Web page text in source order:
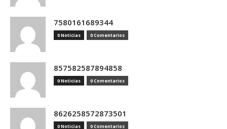
7580161689344
0 Noticias 0 Comentarios
857582587894858
0 Noticias 0 Comentarios
8626258572873501
0 Noticias 0 Comentarios